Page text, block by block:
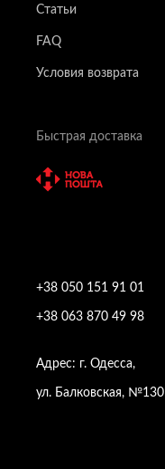
+38 050 151 91 01
+38 063 870 49 98
Адрес: г. Одесса,
ул. Балковская, №130
Статьи
FAQ
Условия возврата
Быстрая доставка